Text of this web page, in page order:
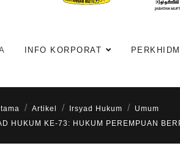
INFO KORPORAT
Artikel Irsyad Hukum
Umum
HUKUM KE-73: HUKUM PEREMPUAN